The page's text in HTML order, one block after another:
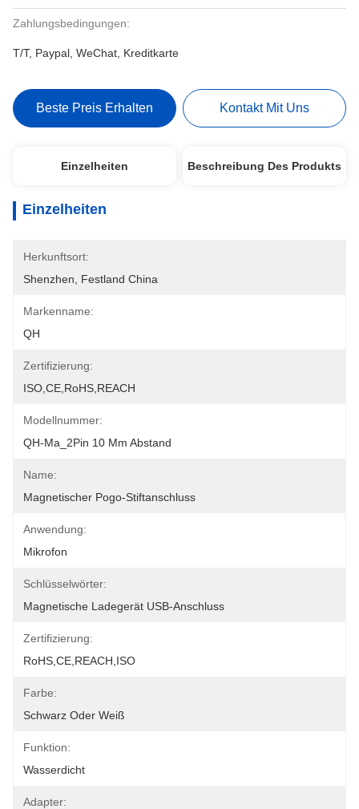
Zahlungsbedingungen:
T/T, Paypal, WeChat, Kreditkarte
Beste Preis Erhalten Kontakt Mit Uns
Einzelheiten Beschreibung Des Produkts
Einzelheiten
Herkunftsort:
Shenzhen, Festland China
Markenname:
QH
Zertifizierung:
ISO,CE,RoHS,REACH
Modellnummer:
QH-Ma_2Pin 10 Mm Abstand
Name:
Magnetischer Pogo-Stiftanschluss
Anwendung:
Mikrofon
Schlüsselwörter:
Magnetische Ladegerät USB-Anschluss
Zertifizierung:
RoHS,CE,REACH,ISO
Farbe:
Schwarz Oder Weiß
Funktion:
Wasserdicht
Adapter: